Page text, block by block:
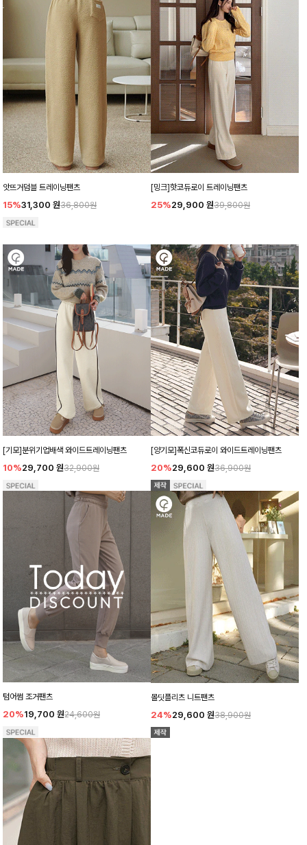
앗뜨거덤블 트레이닝팬츠
15%31,300 원36,800원
[밍크]핫코듀로이 트레이닝팬츠
25%29,900 원39,800원
[기모]분위기업배색 와이드트레이닝팬츠
10%29,700 원32,900원
[양기모]폭신코듀로이 와이드트레이닝팬츠
20%29,600 원36,900원
텀어썸 조거팬츠
20%19,700 원24,600원
몰딧플리츠 니트팬츠
24%29,600 원38,900원